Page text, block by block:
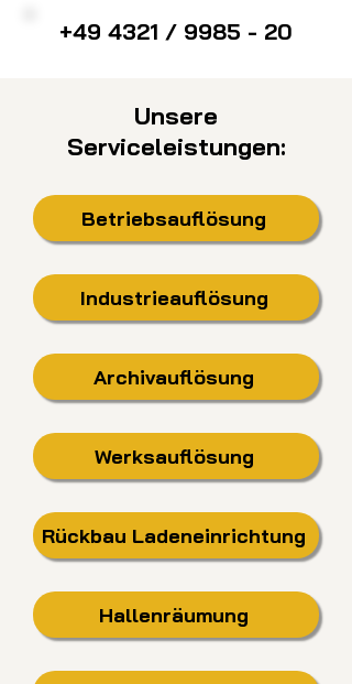
+49 4321 / 9985 - 20
Unsere
Serviceleistungen:
Betriebsauflösung
Industrieauflösung
Archivauflösung
Werksauflösung
Rückbau Ladeneinrichtung
Hallenräumung